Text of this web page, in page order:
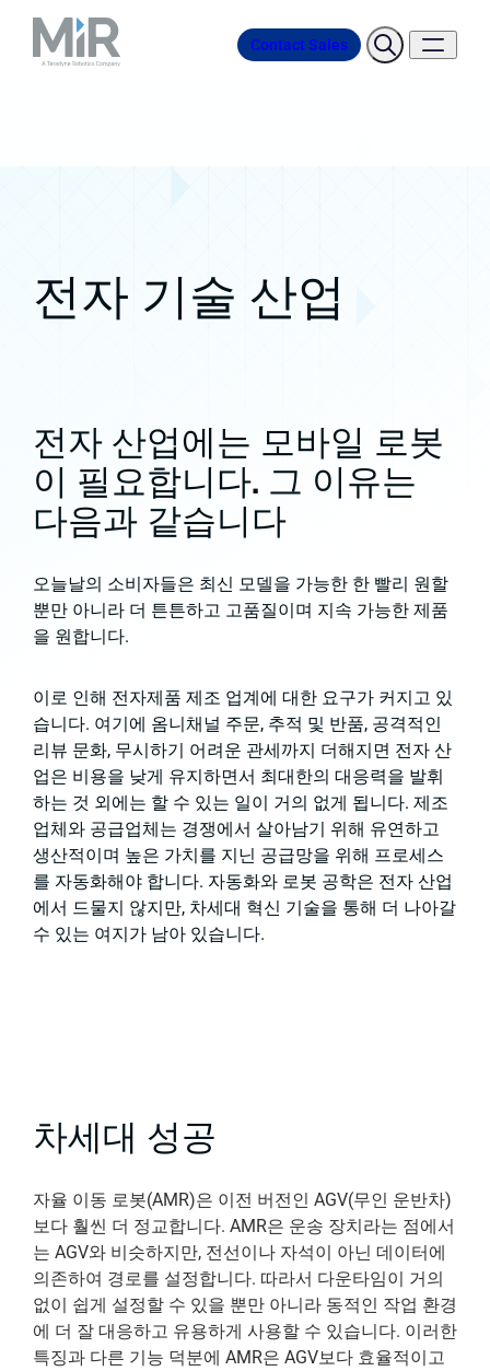
Contact Sales
전자 기술 산업
전자 산업에는 모바일 로봇
이 필요합니다. 그 이유는
다음과 같습니다
오늘날의 소비자들은 최신 모델을 가능한 한 빨리 원할
뿐만 아니라 더 튼튼하고 고품질이며 지속 가능한 제품
을 원합니다.
이로 인해 전자제품 제조 업계에 대한 요구가 커지고 있
습니다. 여기에 옴니채널 주문, 추적 및 반품, 공격적인
리뷰 문화, 무시하기 어려운 관세까지 더해지면 전자 산
업은 비용을 낮게 유지하면서 최대한의 대응력을 발휘
하는 것 외에는 할 수 있는 일이 거의 없게 됩니다. 제조
업체와 공급업체는 경쟁에서 살아남기 위해 유연하고
생산적이며 높은 가치를 지닌 공급망을 위해 프로세스
를 자동화해야 합니다. 자동화와 로봇 공학은 전자 산업
에서 드물지 않지만, 차세대 혁신 기술을 통해 더 나아갈
수 있는 여지가 남아 있습니다.
차세대 성공
자율 이동 로봇(AMR)은 이전 버전인 AGV(무인 운반차)
보다 훨씬 더 정교합니다. AMR은 운송 장치라는 점에서
는 AGV와 비슷하지만, 전선이나 자석이 아닌 데이터에
의존하여 경로를 설정합니다. 따라서 다운타임이 거의
없이 쉽게 설정할 수 있을 뿐만 아니라 동적인 작업 환경
에 더 잘 대응하고 유용하게 사용할 수 있습니다. 이러한
특징과 다른 기능 덕분에 AMR은 AGV보다 효율적이고